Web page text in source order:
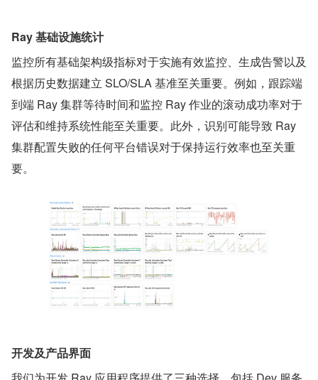
Ray 基础设施统计
监控所有基础架构级指标对于实施有效监控、生成告警以及
根据历史数据建立 SLO/SLA 基准至关重要。例如，跟踪端
到端 Ray 集群等待时间和监控 Ray 作业的滚动成功率对于
评估和维持系统性能至关重要。此外，识别可能导致 Ray
集群配置失败的任何平台错误对于保持运行效率也至关重
要。
开发及产品界面